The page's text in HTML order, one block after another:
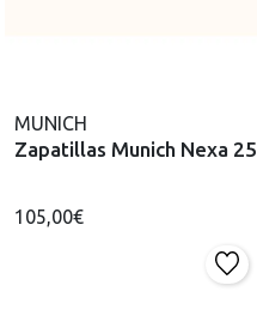
MUNICH
Zapatillas Munich Nexa 25
105,00€